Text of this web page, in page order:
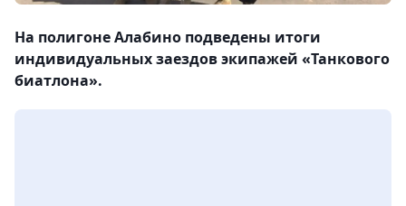
На полигоне Алабино подведены итоги
индивидуальных заездов экипажей «Танкового
биатлона».